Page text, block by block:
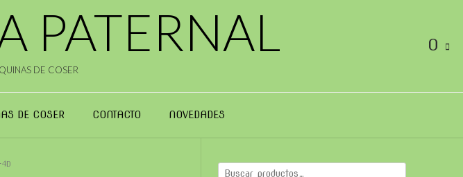
PATERNAL
DE COSER
0
DE COSER CONTACTO NOVEDADES
Buscar